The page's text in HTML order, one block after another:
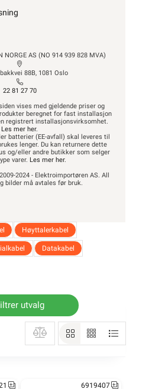
NORGE AS (NO 914 939 828 MVA)
88B, 1081 Oslo
22 81 27 70
vises med gjeldende priser og
beregnet for fast installasjon
registrert installasjonsvirksomhet.
Les mer her.
batterier (EE-avfall) skal leveres til
lenger. Du kan returnere dette
og/eller andre butikker som selger
varer. Les mer her.
2024 - Elektroimportøren AS. All
bilder må avtales før bruk.
Høyttalerkabel
Datakabel
utvalg
6919407